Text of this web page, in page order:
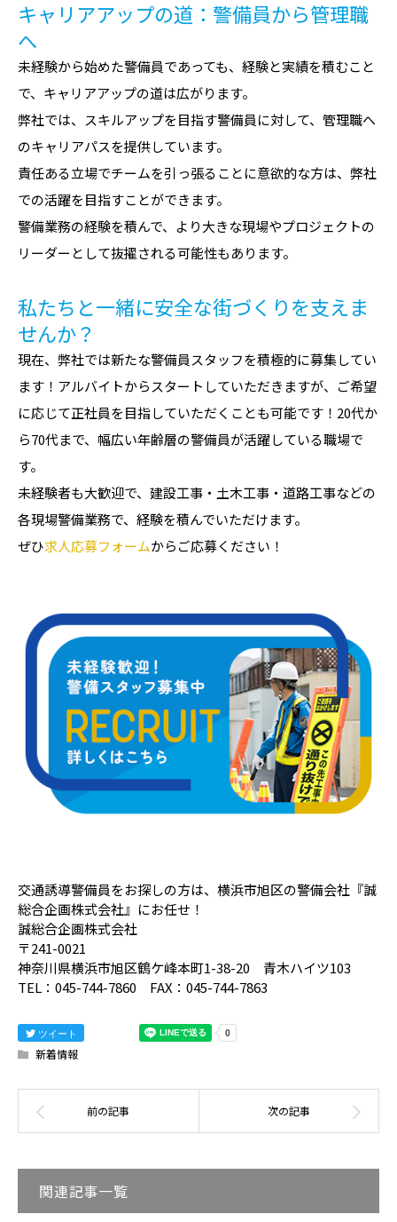
キャリアアップの道：警備員から管理職
へ
未経験から始めた警備員であっても、経験と実績を積むこと
で、キャリアアップの道は広がります。
弊社では、スキルアップを目指す警備員に対して、管理職へ
のキャリアパスを提供しています。
責任ある立場でチームを引っ張ることに意欲的な方は、弊社
での活躍を目指すことができます。
警備業務の経験を積んで、より大きな現場やプロジェクトの
リーダーとして抜擢される可能性もあります。
私たちと一緒に安全な街づくりを支えま
せんか？
現在、弊社では新たな警備員スタッフを積極的に募集してい
ます！アルバイトからスタートしていただきますが、ご希望
に応じて正社員を目指していただくことも可能です！20代か
ら70代まで、幅広い年齢層の警備員が活躍している職場で
す。
未経験者も大歓迎で、建設工事・土木工事・道路工事などの
各現場警備業務で、経験を積んでいただけます。
ぜひ求人応募フォームからご応募ください！
交通誘導警備員をお探しの方は、横浜市旭区の警備会社『誠
総合企画株式会社』にお任せ！
誠総合企画株式会社
〒241-0021
神奈川県横浜市旭区鶴ケ峰本町1-38-20 青木ハイツ103
TEL：045-744-7860 FAX：045-744-7863
ツイート
新着情報
関連記事一覧